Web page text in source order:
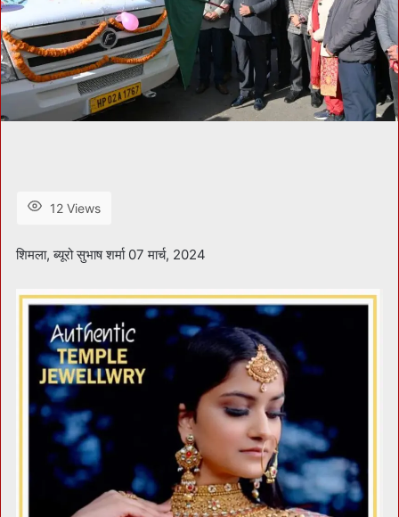
12 Views
शिमला, ब्यूरो सुभाष शर्मा 07 मार्च, 2024